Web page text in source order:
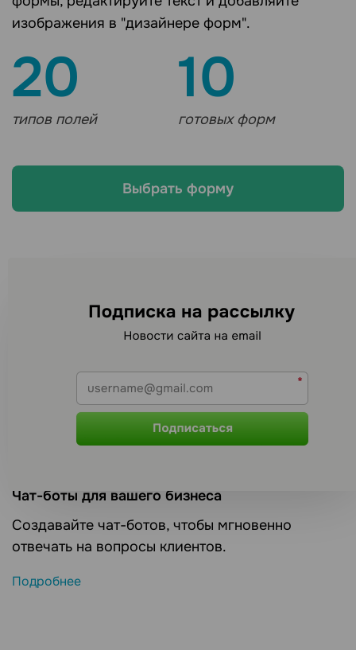
изображения в "дизайнере форм".
20
типов полей
10
готовых форм
Выбрать форму
Чат-боты для вашего бизнеса
Создавайте чат-ботов, чтобы мгновенно
отвечать на вопросы клиентов.
Подробнее